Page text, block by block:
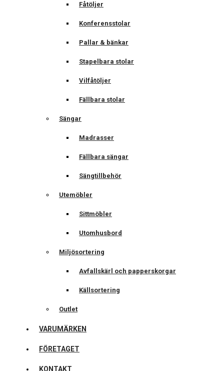
Fåtöljer
Konferensstolar
Pallar & bänkar
Stapelbara stolar
Vilfåtöljer
Fällbara stolar
Sängar
Madrasser
Fällbara sängar
Sängtillbehör
Utemöbler
Sittmöbler
Utomhusbord
Miljösortering
Avfallskärl och papperskorgar
Källsortering
Outlet
VARUMÄRKEN
FÖRETAGET
KONTAKT